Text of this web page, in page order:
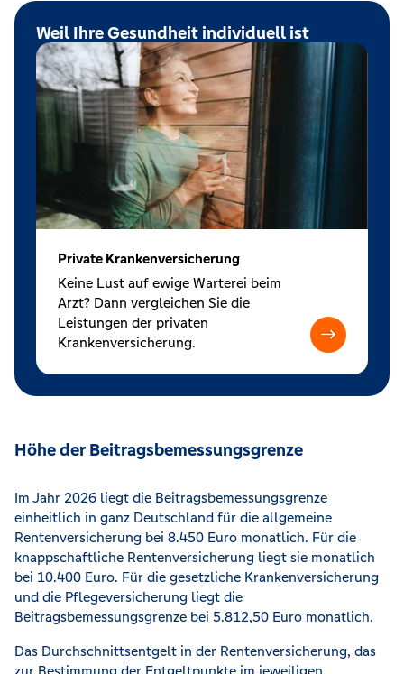
Weil Ihre Gesundheit individuell ist
Private Krankenversicherung
Keine Lust auf ewige Warterei beim
Arzt? Dann vergleichen Sie die
Leistungen der privaten
Krankenversicherung.
Höhe der Beitragsbemessungsgrenze
Im Jahr 2026 liegt die Beitragsbemessungsgrenze
einheitlich in ganz Deutschland für die allgemeine
Rentenversicherung bei 8.450 Euro monatlich. Für die
knappschaftliche Rentenversicherung liegt sie monatlich
bei 10.400 Euro. Für die gesetzliche Krankenversicherung
und die Pflegeversicherung liegt die
Beitragsbemessungsgrenze bei 5.812,50 Euro monatlich.
Das Durchschnittsentgelt in der Rentenversicherung, das